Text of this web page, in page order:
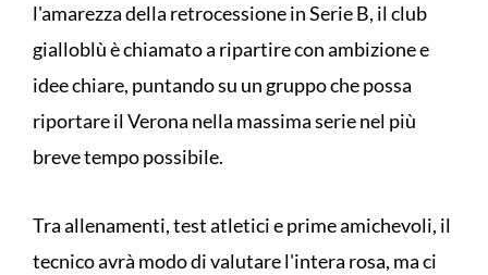
l'amarezza della retrocessione in Serie B, il club
gialloblù è chiamato a ripartire con ambizione e
idee chiare, puntando su un gruppo che possa
riportare il Verona nella massima serie nel più
breve tempo possibile.
Tra allenamenti, test atletici e prime amichevoli, il
tecnico avrà modo di valutare l'intera rosa, ma ci